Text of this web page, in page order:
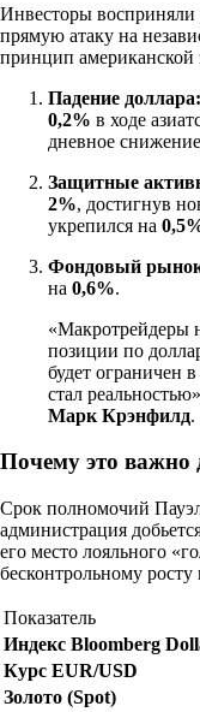
Инвесторы восприняли
прямую атаку на
принцип американской
Падение доллара:
0,2% в ходе
дневное
Защитные
2%, достигнув
укрепился на
Фондовый
на 0,6%.
«Макротрейдеры
позиции по
будет ограничен
стал
Марк Крэнфилд.
Почему это важно
Срок полномочий
администрация
его место лояльного
бесконтрольному
Показатель
Индекс Bloomberg
Курс EUR/USD
Золото (Spot)